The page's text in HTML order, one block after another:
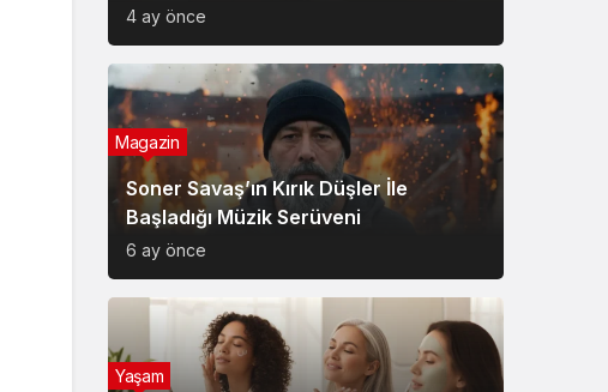
4 ay önce
Soner Savaş’ın Kırık Düşler İle
Başladığı Müzik Serüveni
6 ay önce
Magazin
Yaşam